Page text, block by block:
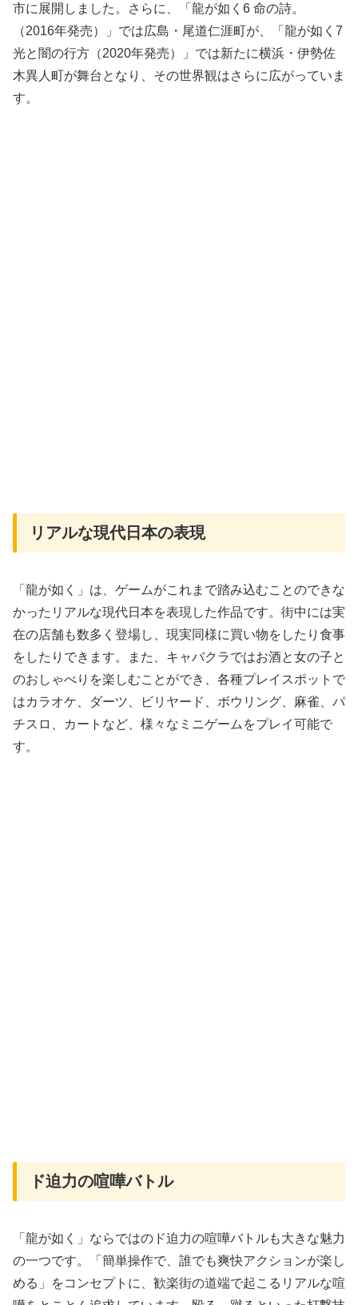
市に展開しました。さらに、「龍が如く6 命の詩。
（2016年発売）」では広島・尾道仁涯町が、「龍が如く7
光と闇の行方（2020年発売）」では新たに横浜・伊勢佐
木異人町が舞台となり、その世界観はさらに広がっていま
す。
リアルな現代日本の表現
「龍が如く」は、ゲームがこれまで踏み込むことのできな
かったリアルな現代日本を表現した作品です。街中には実
在の店舗も数多く登場し、現実同様に買い物をしたり食事
をしたりできます。また、キャバクラではお酒と女の子と
のおしゃべりを楽しむことができ、各種プレイスポットで
はカラオケ、ダーツ、ビリヤード、ボウリング、麻雀、パ
チスロ、カートなど、様々なミニゲームをプレイ可能で
す。
ド迫力の喧嘩バトル
「龍が如く」ならではのド迫力の喧嘩バトルも大きな魅力
の一つです。「簡単操作で、誰でも爽快アクションが楽し
める」をコンセプトに、歓楽街の道端で起こるリアルな喧